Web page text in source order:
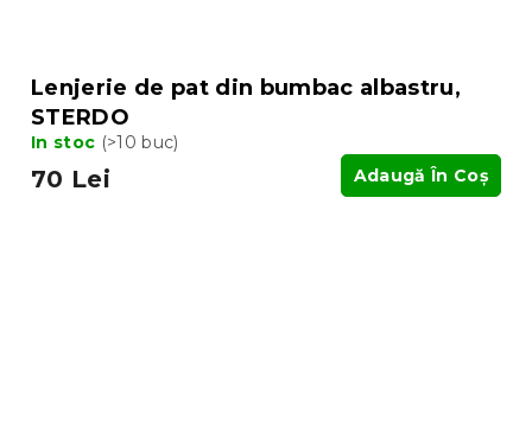
Lenjerie de pat din bumbac albastru,
STERDO
In stoc (>10 buc)
70 Lei Adaugă În Coş